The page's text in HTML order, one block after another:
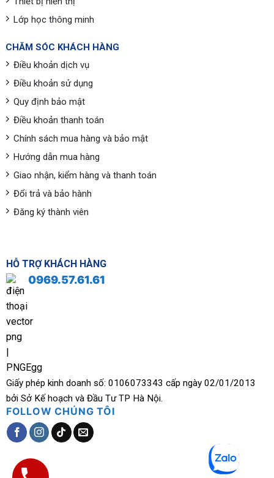
Lớp học thông minh
CHĂM SÓC KHÁCH HÀNG
Điều khoản dịch vụ
Điều khoản sử dụng
Quy định bảo mật
Điều khoản thanh toán
Chính sách mua hàng và bảo mật
Hướng dẫn mua hàng
Giao nhận, kiểm hàng và thanh toán
Đổi trả và bảo hành
Đăng ký thành viên
HỖ TRỢ KHÁCH HÀNG
0969.57.61.61
Giấy phép kinh doanh số: 0106073343 cấp ngày 02/01/2013
bởi Sở Kế hoạch và Đầu Tư TP Hà Nội.
FOLLOW CHÚNG TÔI